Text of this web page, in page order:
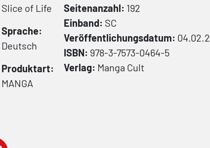
Slice of Life
Sprache:
Deutsch
Produktart:
MANGA
Seitenanzahl: 192
Einband: SC
Veröffentlichungsdatum:
ISBN: 978-3-7573-0464-5
Verlag: Manga Cult